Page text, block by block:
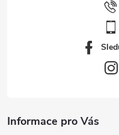
Informace pro Vás